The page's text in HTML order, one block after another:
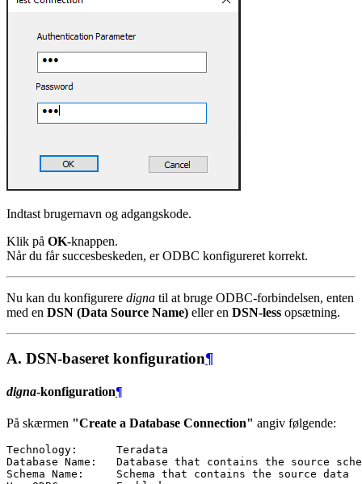
Indtast brugernavn og adgangskode.
Klik på OK-knappen.
Når du får succesbeskeden, er ODBC konfigureret korrekt.
Nu kan du konfigurere digna til at bruge ODBC-forbindelsen, enten
med en DSN (Data Source Name) eller en DSN-less opsætning.
A. DSN-baseret konfiguration¶
digna-konfiguration¶
På skærmen "Create a Database Connection" angiv følgende:
Technology:      Teradata
Database Name:   Database that contains the source
Schema Name:     Schema that contains the source data